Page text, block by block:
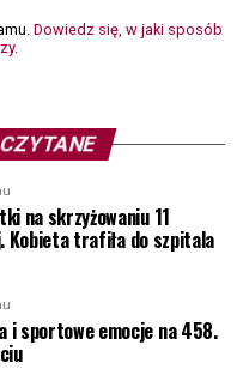
Dowiedz się, w jaki sposób
na skrzyżowaniu 11
Kobieta trafiła do szpitala
i sportowe emocje na 458.